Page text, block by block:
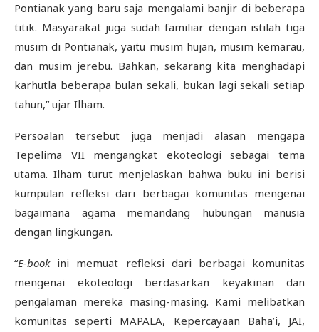
Pontianak yang baru saja mengalami banjir di beberapa
titik. Masyarakat juga sudah familiar dengan istilah tiga
musim di Pontianak, yaitu musim hujan, musim kemarau,
dan musim jerebu. Bahkan, sekarang kita menghadapi
karhutla beberapa bulan sekali, bukan lagi sekali setiap
tahun,” ujar Ilham.
Persoalan tersebut juga menjadi alasan mengapa
Tepelima VII mengangkat ekoteologi sebagai tema
utama. Ilham turut menjelaskan bahwa buku ini berisi
kumpulan refleksi dari berbagai komunitas mengenai
bagaimana agama memandang hubungan manusia
dengan lingkungan.
“E-bookini memuat refleksi dari berbagai komunitas
mengenai ekoteologi berdasarkan keyakinan dan
pengalaman mereka masing-masing. Kami melibatkan
komunitas seperti MAPALA, Kepercayaan Baha’i, JAI,